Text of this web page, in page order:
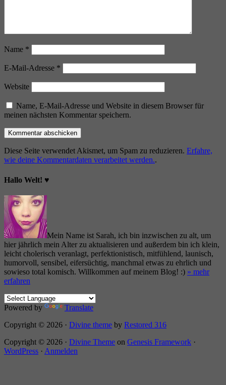
Name *
E-Mail-Adresse *
Website
Name, E-Mail-Adresse und Website in diesem Browser für
meinen nächsten Kommentar speichern.
Diese Seite verwendet Akismet, um Spam zu reduzieren. Erfahre,
wie deine Kommentardaten verarbeitet werden..
Hallo Welt! ♥
Mein Name ist Sarah, ich bin inzwischen zu alt, um
hier jährlich mein Alter zu aktualisieren und außerdem bin ich klein,
leicht cholerisch veranlagt, perfektionistisch, mitfühlend, launisch,
humorvoll, sensibel, eifersüchtig, manchmal etwas zu ehrlich und
sowieso total komisch. Willkommen auf meinem Blog! :) » mehr
erfahren
Powered by
Translate
Copyright © 2026 · Divine theme by Restored 316
Copyright © 2026 · Divine Theme on Genesis Framework ·
WordPress · Anmelden